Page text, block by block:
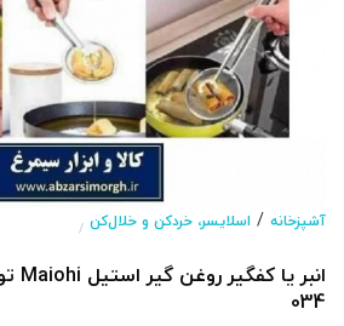
آشپزخانه / اسلایسر، خردکن و خلال‌کن /
034